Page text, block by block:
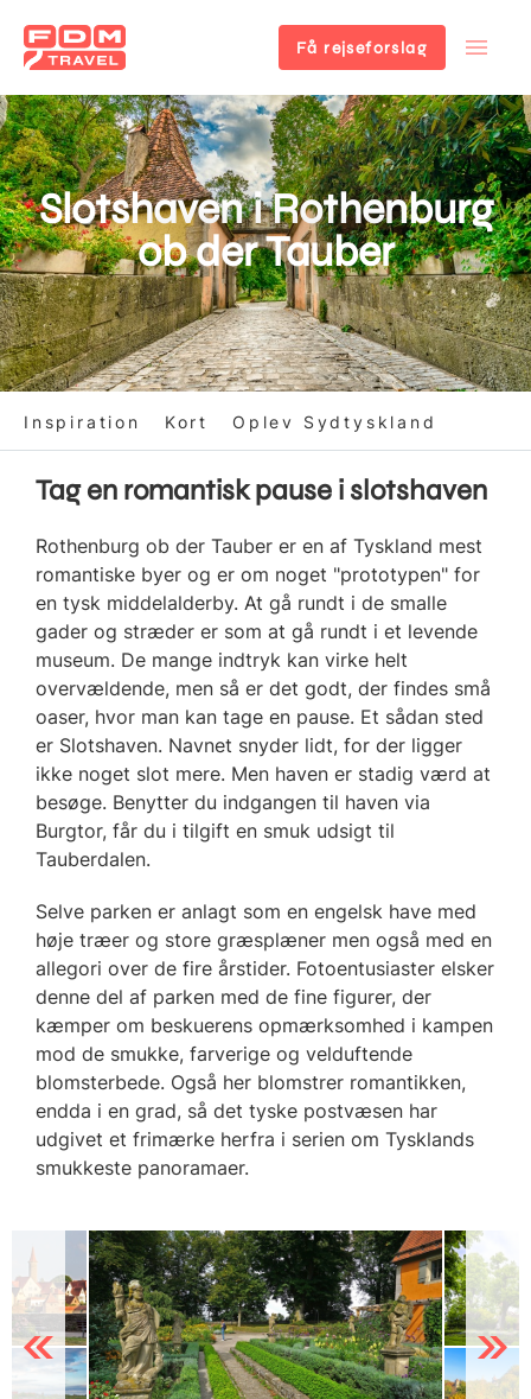
Gå
til
hovedindhold
Få rejseforslag
Slotshaven i Rothenburg
ob der Tauber
Inspiration Kort Oplev Sydtyskland
Tag en romantisk pause i slotshaven
Rothenburg ob der Tauber er en af Tyskland mest
romantiske byer og er om noget "prototypen" for
en tysk middelalderby. At gå rundt i de smalle
gader og stræder er som at gå rundt i et levende
museum. De mange indtryk kan virke helt
overvældende, men så er det godt, der findes små
oaser, hvor man kan tage en pause. Et sådan sted
er Slotshaven. Navnet snyder lidt, for der ligger
ikke noget slot mere. Men haven er stadig værd at
besøge. Benytter du indgangen til haven via
Burgtor, får du i tilgift en smuk udsigt til
Tauberdalen.
Selve parken er anlagt som en engelsk have med
høje træer og store græsplæner men også med en
allegori over de fire årstider. Fotoentusiaster elsker
denne del af parken med de fine figurer, der
kæmper om beskuerens opmærksomhed i kampen
mod de smukke, farverige og velduftende
blomsterbede. Også her blomstrer romantikken,
endda i en grad, så det tyske postvæsen har
udgivet et frimærke herfra i serien om Tysklands
smukkeste panoramaer.
Previous Next